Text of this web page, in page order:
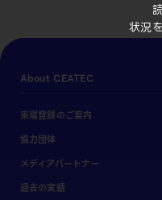
状況
About CEATEC
来場登録のご案内
協力団体
メディアパートナー
過去の実績